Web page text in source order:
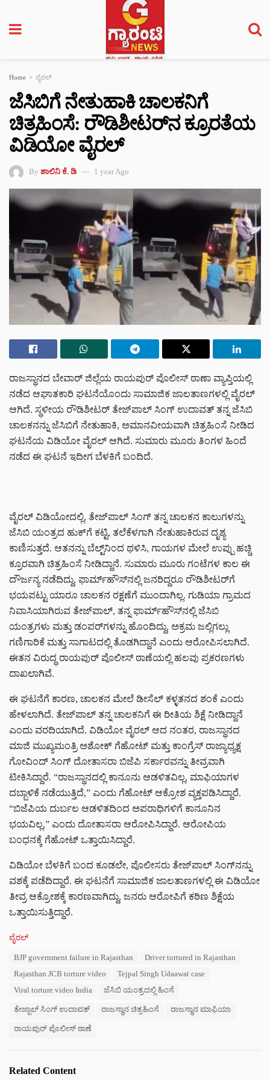
Home ವೈರಲ್
ಜೆಸಿಬಿಗೆ ನೇತುಹಾಕಿ ಚಾಲಕನಿಗೆ
ಚಿತ್ರಹಿಂಸೆ: ರೌಡಿಶೀಟರ್‌ನ ಕ್ರೂರತೆಯ
ವಿಡಿಯೋ ವೈರಲ್
By ಶಾಲಿನಿ ಕೆ. ಡಿ 1 year Ago
ರಾಜಸ್ಥಾನದ ಬೇವಾರ್ ಜಿಲ್ಲೆಯ ರಾಯಪುರ್ ಪೊಲೀಸ್ ಠಾಣಾ ವ್ಯಾಪ್ತಿಯಲ್ಲಿ
ನಡೆದ ಆಘಾತಕಾರಿ ಘಟನೆಯೊಂದು ಸಾಮಾಜಿಕ ಜಾಲತಾಣಗಳಲ್ಲಿ ವೈರಲ್‌
ಆಗಿದೆ. ಸ್ಥಳೀಯ ರೌಡಿಶೀಟರ್ ತೇಜ್‌ಪಾಲ್ ಸಿಂಗ್ ಉದಾವತ್ ತನ್ನ ಜೆಸಿಬಿ
ಚಾಲಕನನ್ನು ಜೆಸಿಬಿಗೆ ನೇತುಹಾಕಿ, ಅಮಾನವೀಯವಾಗಿ ಚಿತ್ರಹಿಂಸೆ ನೀಡಿದ
ಘಟನೆಯ ವಿಡಿಯೋ ವೈರಲ್ ಆಗಿದೆ. ಸುಮಾರು ಮೂರು ತಿಂಗಳ ಹಿಂದೆ
ನಡೆದ ಈ ಘಟನೆ ಇದೀಗ ಬೆಳಕಿಗೆ ಬಂದಿದೆ.
ವೈರಲ್ ವಿಡಿಯೋದಲ್ಲಿ, ತೇಜ್‌ಪಾಲ್ ಸಿಂಗ್ ತನ್ನ ಚಾಲಕನ ಕಾಲುಗಳನ್ನು
ಜೆಸಿಬಿ ಯಂತ್ರದ ಹುಕ್‌ಗೆ ಕಟ್ಟಿ, ತಲೆಕೆಳಗಾಗಿ ನೇತುಹಾಕಿರುವ ದೃಶ್ಯ
ಕಾಣಿಸುತ್ತದೆ. ಆತನನ್ನು ಬೆಲ್ಟ್‌ನಿಂದ ಥಳಿಸಿ, ಗಾಯಗಳ ಮೇಲೆ ಉಪ್ಪು ಹಚ್ಚಿ
ಕ್ರೂರವಾಗಿ ಚಿತ್ರಹಿಂಸೆ ನೀಡಿದ್ದಾನೆ. ಸುಮಾರು ಮೂರು ಗಂಟೆಗಳ ಕಾಲ ಈ
ದೌರ್ಜನ್ಯ ನಡೆದಿದ್ದು, ಫಾರ್ಮ್‌ಹೌಸ್‌ನಲ್ಲಿ ಜನರಿದ್ದರೂ ರೌಡಿಶೀಟರ್‌ಗೆ
ಭಯಪಟ್ಟು ಯಾರೂ ಚಾಲಕನ ರಕ್ಷಣೆಗೆ ಮುಂದಾಗಿಲ್ಲ. ಗುಡಿಯಾ ಗ್ರಾಮದ
ನಿವಾಸಿಯಾಗಿರುವ ತೇಜ್‌ಪಾಲ್, ತನ್ನ ಫಾರ್ಮ್‌ಹೌಸ್‌ನಲ್ಲಿ ಜೆಸಿಬಿ
ಯಂತ್ರಗಳು ಮತ್ತು ಡಂಪರ್‌ಗಳನ್ನು ಹೊಂದಿದ್ದು, ಅಕ್ರಮ ಜಲ್ಲಿಗಲ್ಲು
ಗಣಿಗಾರಿಕೆ ಮತ್ತು ಸಾಗಾಟದಲ್ಲಿ ತೊಡಗಿದ್ದಾನೆ ಎಂದು ಆರೋಪಿಸಲಾಗಿದೆ.
ಈತನ ವಿರುದ್ಧ ರಾಯಪುರ್ ಪೊಲೀಸ್ ಠಾಣೆಯಲ್ಲಿ ಹಲವು ಪ್ರಕರಣಗಳು
ದಾಖಲಾಗಿವೆ.
ಈ ಘಟನೆಗೆ ಕಾರಣ, ಚಾಲಕನ ಮೇಲೆ ಡೀಸೆಲ್ ಕಳ್ಳತನದ ಶಂಕೆ ಎಂದು
ಹೇಳಲಾಗಿದೆ. ತೇಜ್‌ಪಾಲ್ ತನ್ನ ಚಾಲಕನಿಗೆ ಈ ರೀತಿಯ ಶಿಕ್ಷೆ ನೀಡಿದ್ದಾನೆ
ಎಂದು ವರದಿಯಾಗಿದೆ. ವಿಡಿಯೋ ವೈರಲ್ ಆದ ನಂತರ, ರಾಜಸ್ಥಾನದ
ಮಾಜಿ ಮುಖ್ಯಮಂತ್ರಿ ಅಶೋಕ್ ಗೆಹೋಟ್ ಮತ್ತು ಕಾಂಗ್ರೆಸ್ ರಾಜ್ಯಾಧ್ಯಕ್ಷ
ಗೋವಿಂದ್ ಸಿಂಗ್ ದೋತಾಸರಾ ಬಿಜೆಪಿ ಸರ್ಕಾರವನ್ನು ತೀವ್ರವಾಗಿ
ಟೀಕಿಸಿದ್ದಾರೆ. “ರಾಜಸ್ಥಾನದಲ್ಲಿ ಕಾನೂನು ಆಡಳಿತವಿಲ್ಲ, ಮಾಫಿಯಾಗಳ
ದಬ್ಬಾಳಿಕೆ ನಡೆಯುತ್ತಿದೆ,” ಎಂದು ಗೆಹೋಟ್ ಆಕ್ರೋಶ ವ್ಯಕ್ತಪಡಿಸಿದ್ದಾರೆ.
“ಬಿಜೆಪಿಯ ದುರ್ಬಲ ಆಡಳಿತದಿಂದ ಅಪರಾಧಿಗಳಿಗೆ ಕಾನೂನಿನ
ಭಯವಿಲ್ಲ,” ಎಂದು ದೋತಾಸರಾ ಆರೋಪಿಸಿದ್ದಾರೆ. ಆರೋಪಿಯ
ಬಂಧನಕ್ಕೆ ಗೆಹೋಟ್ ಒತ್ತಾಯಿಸಿದ್ದಾರೆ.
ವಿಡಿಯೋ ಬೆಳಕಿಗೆ ಬಂದ ಕೂಡಲೇ, ಪೊಲೀಸರು ತೇಜ್‌ಪಾಲ್ ಸಿಂಗ್‌ನನ್ನು
ವಶಕ್ಕೆ ಪಡೆದಿದ್ದಾರೆ. ಈ ಘಟನೆಗೆ ಸಾಮಾಜಿಕ ಜಾಲತಾಣಗಳಲ್ಲಿ ಈ ವಿಡಿಯೋ
ತೀವ್ರ ಆಕ್ರೋಶಕ್ಕೆ ಕಾರಣವಾಗಿದ್ದು, ಜನರು ಆರೋಪಿಗೆ ಕಠಿಣ ಶಿಕ್ಷೆಯ
ಒತ್ತಾಯಿಸುತ್ತಿದ್ದಾರೆ.
C
ವೈರಲ್
BJP government failure in Rajasthan
Driver tortured in Rajasthan
Rajasthan JCB torture video
Tejpal Singh Udaawat case
Viral torture video India
ಜೆಸಿಬಿ ಯಂತ್ರದಲ್ಲಿ ಹಿಂಸೆ
ತೇಜ್ಪಾಲ್ ಸಿಂಗ್ ಉದಾವತ್ ರಾಜಸ್ಥಾನ ಚಿತ್ರಹಿಂಸೆ ರಾಜಸ್ಥಾನ ಮಾಫಿಯಾ
ರಾಯಪುರ್ ಪೊಲೀಸ್ ಠಾಣೆ
Related Content